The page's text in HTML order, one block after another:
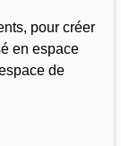
pour créer
en espace
de